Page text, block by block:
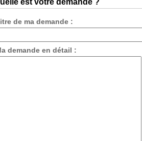
est votre demande ?
de ma demande :
demande en détail :